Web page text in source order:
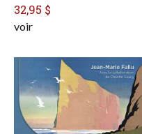
32,95 $
voir